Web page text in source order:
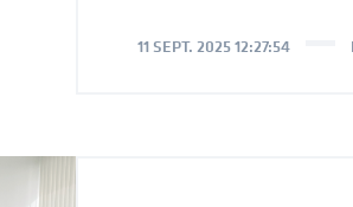
11 SEPT. 2025 12:27:54